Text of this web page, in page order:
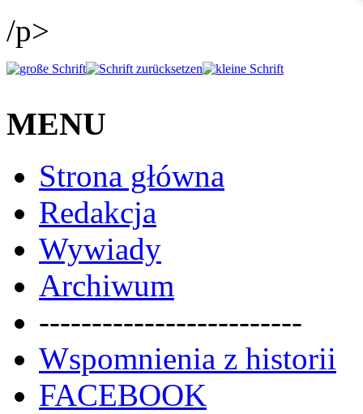
/p>
MENU
Strona główna
Redakcja
Wywiady
Archiwum
-------------------------
Wspomnienia z historii
FACEBOOK